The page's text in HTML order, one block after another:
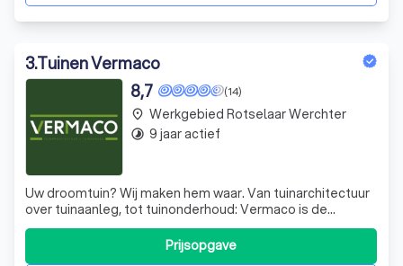
3.Tuinen Vermaco
(14)
8,7
Uw droomtuin? Wij maken hem waar. Van tuinarchitectuur
over tuinaanleg, tot tuinonderhoud: Vermaco is de
specialist van de regio Tielt-Winge.
Prijsopgave
place Werkgebied Rotselaar Werchter
timelapse 9 jaar actief